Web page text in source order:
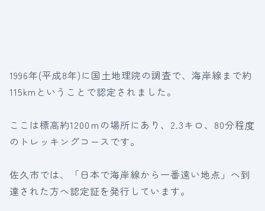
1996年(平成8年)に国土地理院の調査で、海岸線まで約
115kmということで認定されました。
ここは標高約1200ｍの場所にあり、2.3キロ、80分程度
のトレッキングコースです。
佐久市では、「日本で海岸線から一番遠い地点」へ到
達された方へ認定証を発行しています。